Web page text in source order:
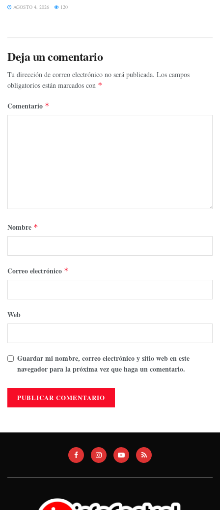
AGOSTO 4, 2026 120
Deja un comentario
Tu dirección de correo electrónico no será publicada. Los campos
obligatorios están marcados con *
Comentario *
Nombre *
Correo electrónico *
Web
Guardar mi nombre, correo electrónico y sitio web en este
navegador para la próxima vez que haga un comentario.